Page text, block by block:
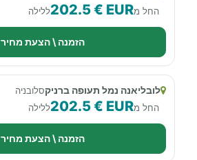
החל מ202.5 € EURללילה
הזמנה \ הצעת מחיר
לובליאנה נמל תעופה ברניקסלובניה
החל מ202.5 € EURללילה
הזמנה \ הצעת מחיר